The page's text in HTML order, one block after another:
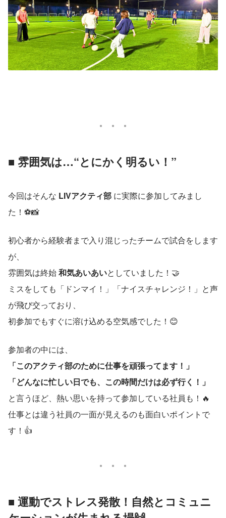
■ 雰囲気は…“とにかく明るい！”
今回はそんな LIVアクティ部 に実際に参加してみまし
た！⚽📸
初心者から経験者まで入り混じったチームで試合をします
が、
雰囲気は終始 和気あいあいとしていました！🤝
ミスをしても「ドンマイ！」「ナイスチャレンジ！」と声
が飛び交っており、
初参加でもすぐに溶け込める空気感でした！😊
参加者の中には、
「このアクティ部のために仕事を頑張ってます！」
「どんなに忙しい日でも、この時間だけは必ず行く！」
と言うほど、熱い思いを持って参加している社員も！🔥
仕事とは違う社員の一面が見えるのも面白いポイントで
す！👍
■ 運動でストレス発散！自然とコミュニ